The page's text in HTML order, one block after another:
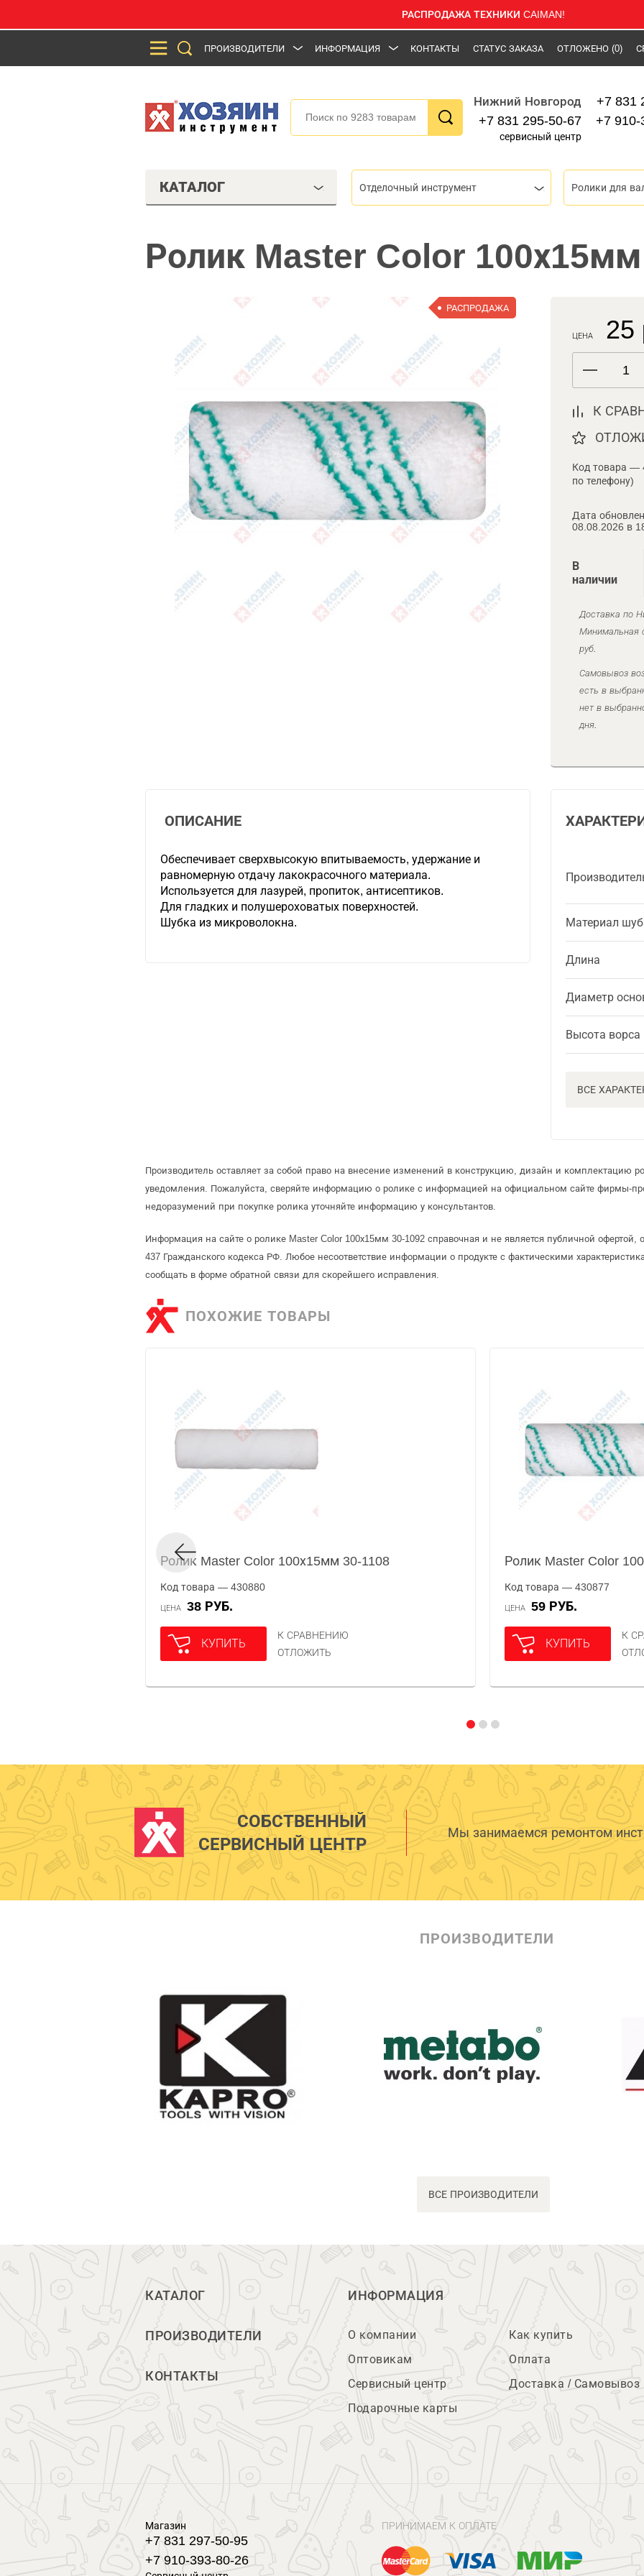
РАСПРОДАЖА ТЕХНИКИ CAIMAN!
ПРОИЗВОДИТЕЛИ ИНФОРМАЦИЯ КОНТАКТЫ СТАТУС ЗАКАЗА ОТЛОЖЕНО (0)
Нижний Новгород
+7 831 295-50-67
сервисный центр
+7 831
+7 910-
КАТАЛОГ Отделочный инструмент Ролики для
Ролик Master Color
РАСПРОДАЖА
ЦЕНА 25
К
Код товара —
по телефону)
Дата
08.08.2026 в
В
наличии
Доставка по
Минимальная
руб.
Самовывоз
есть в
нет в
дня.
Материал
Длина
Диаметр
Высота ворса
ВСЕ
ОПИСАНИЕ
Обеспечивает сверхвысокую впитываемость, удержание и
равномерную отдачу лакокрасочного материала.
Используется для лазурей, пропиток, антисептиков.
Для гладких и полушероховатых поверхностей.
Шубка из микроволокна.
Производитель оставляет за собой право на внесение изменений в конструкцию, дизайн и комплектацию
уведомления. Пожалуйста, сверяйте информацию о ролике с информацией на официальном сайте фирмы-
недоразумений при покупке ролика уточняйте информацию у консультантов.
Информация на сайте о ролике Master Color 100х15мм 30-1092 справочная и не является публичной
437 Гражданского кодекса РФ. Любое несоответствие информации о продукте с фактическими
сообщать в форме обратной связи для скорейшего исправления.
ПОХОЖИЕ ТОВАРЫ
Ролик Master Color 100х15мм 30-1108
Код товара — 430880
ЦЕНА 38 РУБ.
КУПИТЬ
К СРАВНЕНИЮ
ОТЛОЖИТЬ
Ролик Master Color
Код товара — 430877
ЦЕНА 59 РУБ.
КУПИТЬ
К
СОБСТВЕННЫЙ
СЕРВИСНЫЙ ЦЕНТР
Мы занимаемся ремонтом
ПРОИЗВОДИТЕЛИ
ВСЕ ПРОИЗВОДИТЕЛИ
КАТАЛОГ
ПРОИЗВОДИТЕЛИ
КОНТАКТЫ
ИНФОРМАЦИЯ
О компании
Оптовикам
Сервисный центр
Подарочные карты
Как купить
Оплата
Доставка / Самовывоз
Магазин
+7 831 297-50-95
+7 910-393-80-26
ПРИНИМАЕМ К ОПЛАТЕ